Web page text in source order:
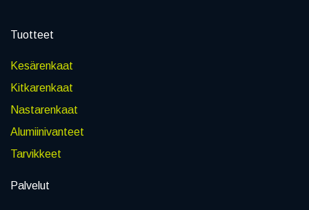
Tuotteet
Kesärenkaat
Kitkarenkaat
Nastarenkaat
Alumiinivanteet
Tarvikkeet
Palvelut